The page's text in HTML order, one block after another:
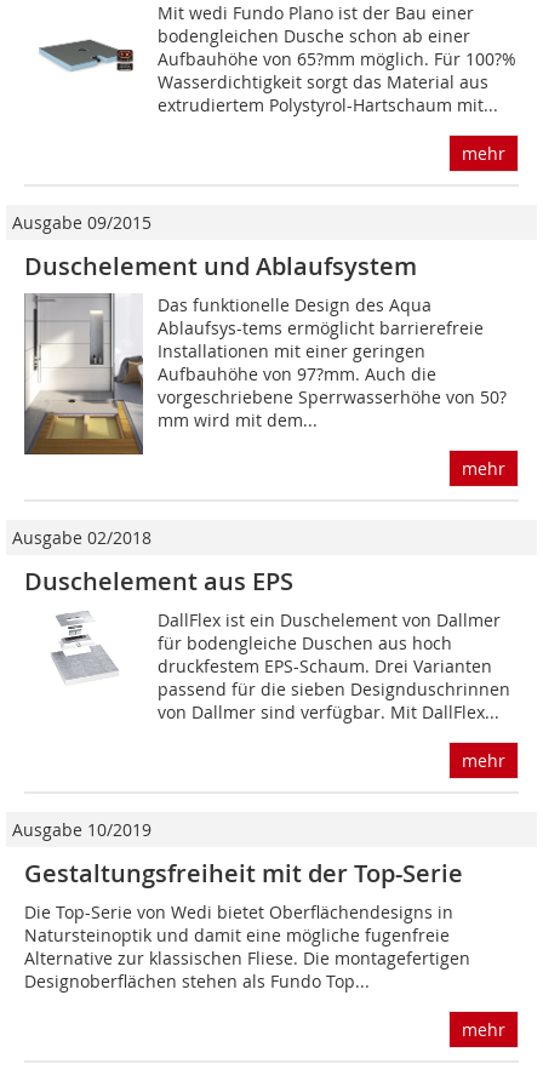
Mit wedi Fundo Plano ist der Bau einer
bodengleichen Dusche schon ab einer
Aufbauhöhe von 65?mm möglich. Für 100?%
Wasserdichtigkeit sorgt das Material aus
extrudiertem Polystyrol-Hartschaum mit...
mehr
Ausgabe 09/2015
Duschelement und Ablaufsystem
Das funktionelle Design des Aqua
Ablaufsys-tems ermöglicht barrierefreie
Installationen mit einer geringen
Aufbauhöhe von 97?mm. Auch die
vorgeschriebene Sperrwasserhöhe von 50?
mm wird mit dem...
mehr
Ausgabe 02/2018
Duschelement aus EPS
DallFlex ist ein Duschelement von Dallmer
für bodengleiche Duschen aus hoch
druckfestem EPS-Schaum. Drei Varianten
passend für die sieben Designduschrinnen
von Dallmer sind verfügbar. Mit DallFlex...
mehr
Ausgabe 10/2019
Gestaltungsfreiheit mit der Top-Serie
Die Top-Serie von Wedi bietet Oberflächendesigns in
Natursteinoptik und damit eine mögliche fugenfreie
Alternative zur klassischen Fliese. Die montagefertigen
Designoberflächen stehen als Fundo Top...
mehr